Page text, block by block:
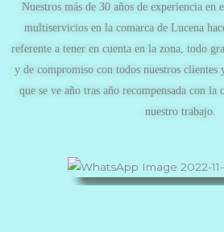
Nuestros más de 30 años de experiencia en
multiservicios en la comarca de Lucena
referente a tener en cuenta en la zona, todo
y de compromiso con todos nuestros
que se ve año tras año recompensada con la
nuestro trabajo.